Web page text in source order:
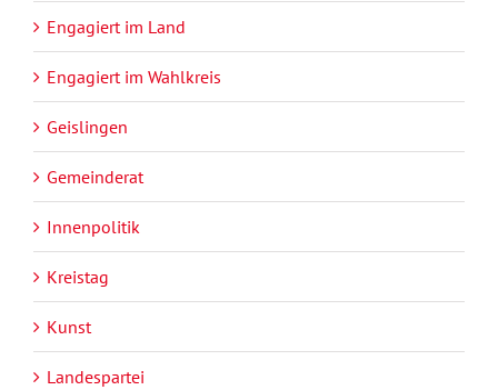
Engagiert im Land
Engagiert im Wahlkreis
Geislingen
Gemeinderat
Innenpolitik
Kreistag
Kunst
Landespartei